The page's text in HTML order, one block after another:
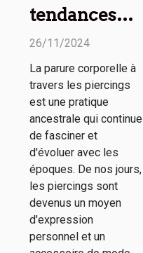
tendances
actuelles des
pour homme
et femme
26/11/2024
La parure corporelle à
travers les piercings
est une pratique
ancestrale qui continue
de fasciner et
d'évoluer avec les
époques. De nos jours,
les piercings sont
devenus un moyen
d'expression
personnel et un